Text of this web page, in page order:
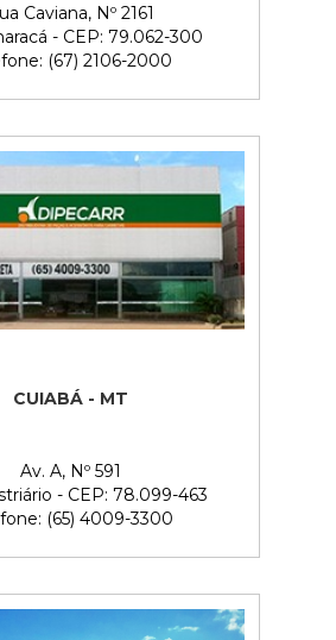
Caviana, Nº 2161
- CEP: 79.062-300
(67) 2106-2000
CUIABÁ - MT
Av. A, Nº 591
- CEP: 78.099-463
(65) 4009-3300